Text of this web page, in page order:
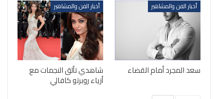
أخبار الفن والمشاهير
سعد المجرد أمام القضاء
أخبار الفن والمشاهير
شاهدي تألق النجمات مع
أزياء روبرتو كافالي